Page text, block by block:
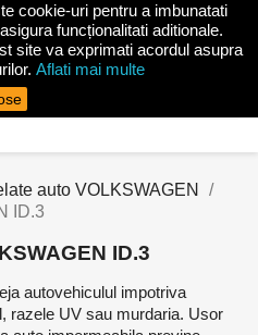
auto VOLKSWAGEN
ID.3
ID.3
autovehiculul impotriva
razele UV sau murdaria. Usor
cookie-uri pentru a imbunatati
funcționalitati aditionale.
site va exprimati acordul asupra
Aflati mai multe